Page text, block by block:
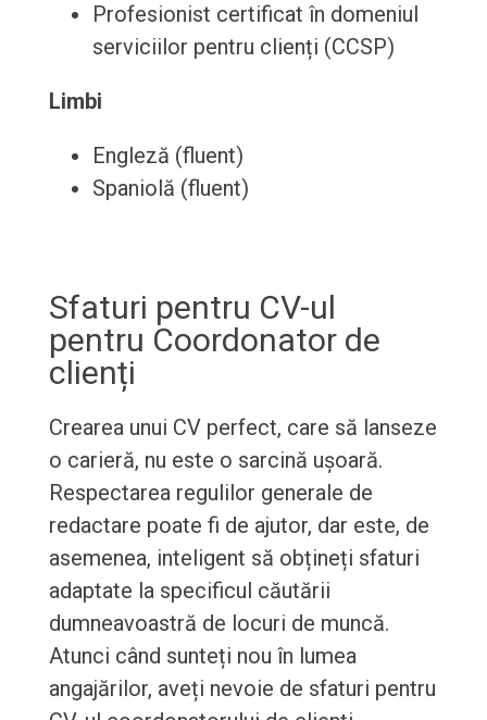
Profesionist certificat în domeniul
serviciilor pentru clienți (CCSP)
Limbi
Engleză (fluent)
Spaniolă (fluent)
Sfaturi pentru CV-ul
pentru Coordonator de
clienți
Crearea unui CV perfect, care să lanseze
o carieră, nu este o sarcină ușoară.
Respectarea regulilor generale de
redactare poate fi de ajutor, dar este, de
asemenea, inteligent să obțineți sfaturi
adaptate la specificul căutării
dumneavoastră de locuri de muncă.
Atunci când sunteți nou în lumea
angajărilor, aveți nevoie de sfaturi pentru